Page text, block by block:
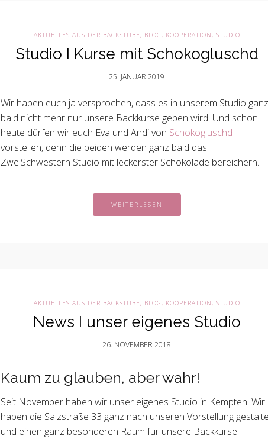
AKTUELLES AUS DER BACKSTUBE, BLOG, KOOPERATION, STUDIO
Studio I Kurse mit Schokogluschd
25. JANUAR 2019
Wir haben euch ja versprochen, dass es in unserem Studio ganz
bald nicht mehr nur unsere Backkurse geben wird. Und schon
heute dürfen wir euch Eva und Andi von Schokogluschd
vorstellen, denn die beiden werden ganz bald das
ZweiSchwestern Studio mit leckerster Schokolade bereichern.
WEITERLESEN
AKTUELLES AUS DER BACKSTUBE, BLOG, KOOPERATION, STUDIO
News I unser eigenes Studio
26. NOVEMBER 2018
Kaum zu glauben, aber wahr!
Seit November haben wir unser eigenes Studio in Kempten. Wir
haben die Salzstraße 33 ganz nach unseren Vorstellung
und einen ganz besonderen Raum für unsere Backkurse